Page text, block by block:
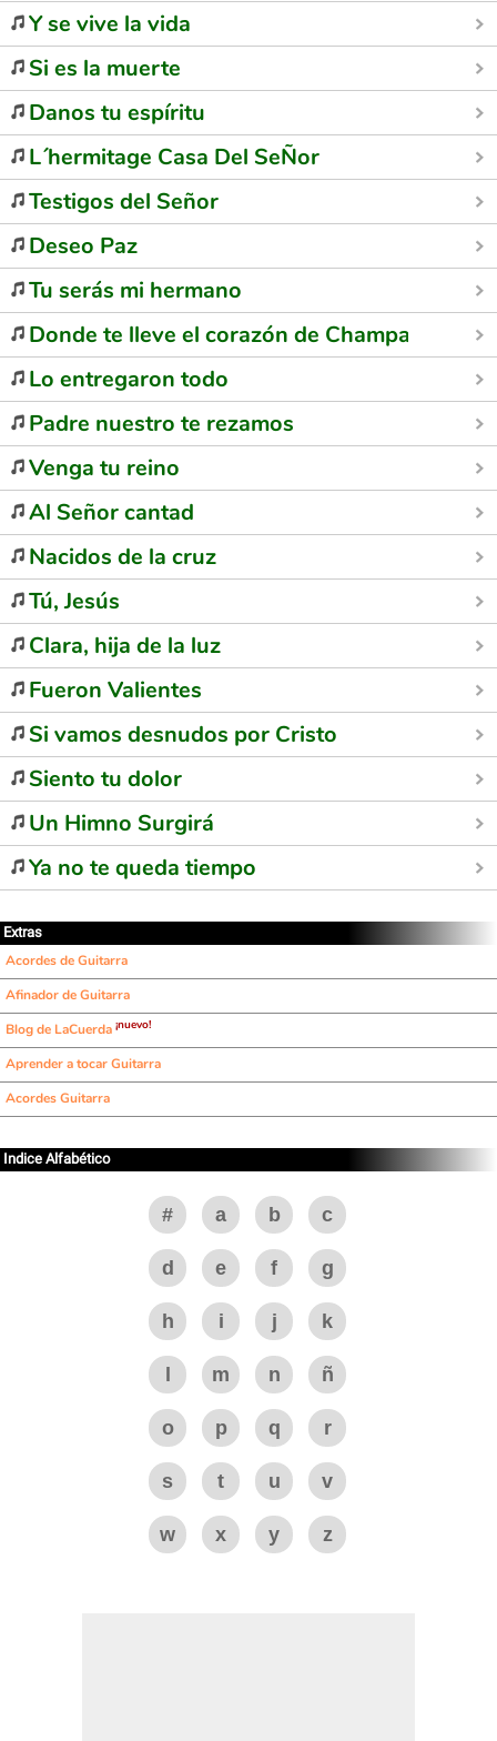
Y se vive la vida
Si es la muerte
Danos tu espíritu
L´hermitage Casa Del SeÑor
Testigos del Señor
Deseo Paz
Tu serás mi hermano
Donde te lleve el corazón de Champagnat
Lo entregaron todo
Padre nuestro te rezamos
Venga tu reino
Al Señor cantad
Nacidos de la cruz
Tú, Jesús
Clara, hija de la luz
Fueron Valientes
Si vamos desnudos por Cristo
Siento tu dolor
Un Himno Surgirá
Ya no te queda tiempo
Extras
Acordes de Guitarra
Afinador de Guitarra
Blog de LaCuerda ¡nuevo!
Aprender a tocar Guitarra
Acordes Guitarra
Indice Alfabético
# a b c
d e f g
h i j k
m n ñ
o p q r
s t u v
w x y z